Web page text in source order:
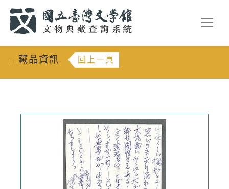
::: 藏品資訊 回上一頁